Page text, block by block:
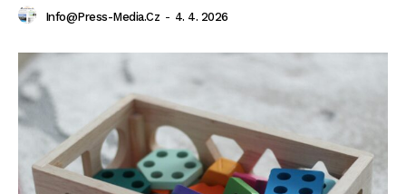
Info@press-Media.cz - 4. 4. 2026